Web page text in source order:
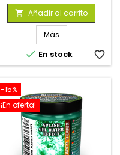
base
 Añadir al carrito
Más
 En stock favorite_border
-15%
¡En oferta!